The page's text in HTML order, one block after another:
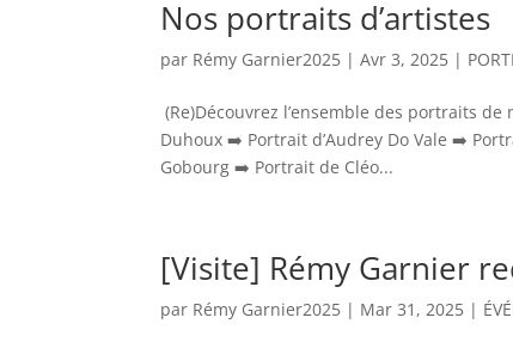
Nos portraits d’artistes
par Rémy Garnier2025 |Avr 3, 2025 |
(Re)Découvrez l’ensemble des portraits
Duhoux ➡️ Portrait d’Audrey Do Vale ➡️
Gobourg ➡️ Portrait de Cléo...
[Visite] Rémy Garnier
par Rémy Garnier2025 | Mar 31, 2025 |